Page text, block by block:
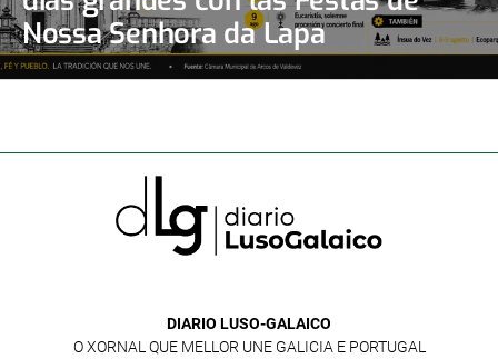
Nossa Senhora da Lapa
DIARIO LUSO-GALAICO
O XORNAL QUE MELLOR UNE GALICIA E PORTUGAL